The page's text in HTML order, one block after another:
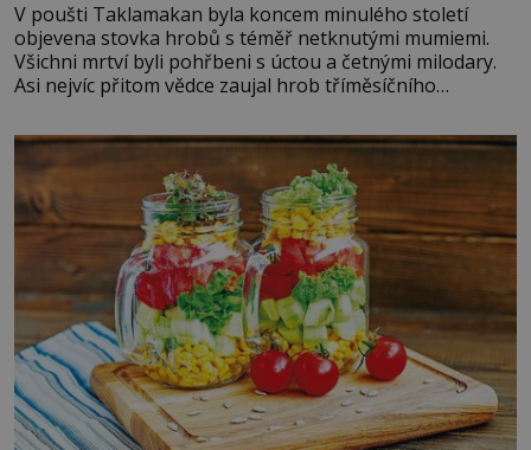
V poušti Taklamakan byla koncem minulého století
objevena stovka hrobů s téměř netknutými mumiemi.
Všichni mrtví byli pohřbeni s úctou a četnými milodary.
Asi nejvíc přitom vědce zaujal hrob tříměsíčního
blonďaté vlásky. Fakt, že jsou těla dávných lidí nesmírně
dobře zachovalá, přičítají odborníci zdejším klimatickým
podmínkám. Sucho, prosolené písky a extrémně